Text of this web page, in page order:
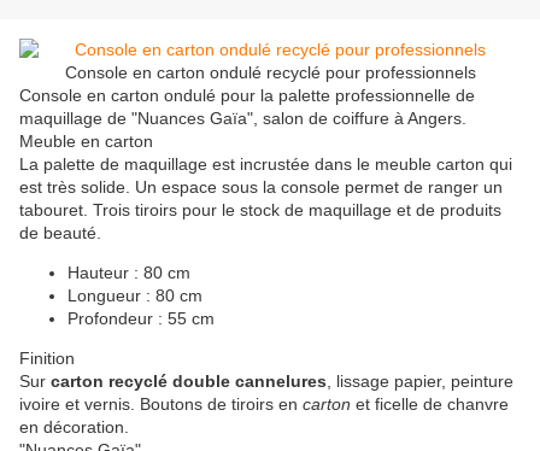
Console en carton ondulé recyclé pour professionnels
Console en carton ondulé pour la palette professionnelle de
maquillage de "Nuances Gaïa", salon de coiffure à Angers.
Meuble en carton
La palette de maquillage est incrustée dans le meuble carton qui
est très solide. Un espace sous la console permet de ranger un
tabouret. Trois tiroirs pour le stock de maquillage et de produits
de beauté.
Hauteur : 80 cm
Longueur : 80 cm
Profondeur : 55 cm
Finition
Sur carton recyclé double cannelures , lissage papier, peinture
ivoire et vernis. Boutons de tiroirs en carton et ficelle de chanvre
en décoration.